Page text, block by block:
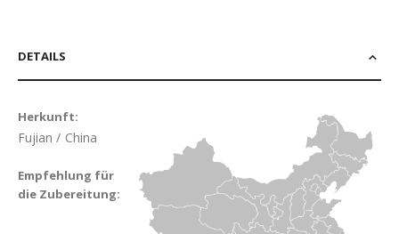
DETAILS
Herkunft:
Fujian / China
Empfehlung für
die Zubereitung: